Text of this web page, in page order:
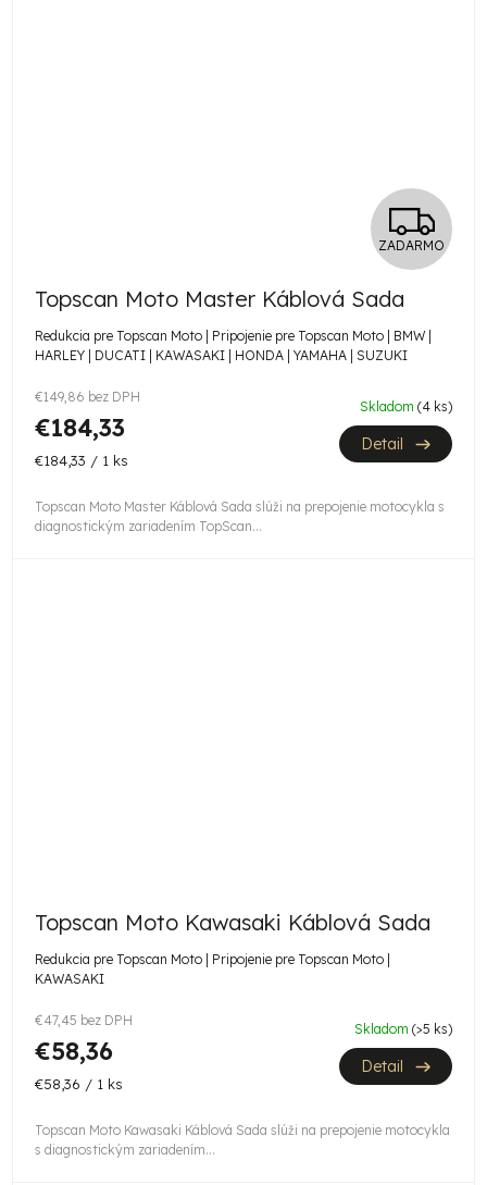
Z
A
R
M
O
ZADARMO
Topscan Moto Master Káblová Sada
Redukcia pre Topscan Moto | Pripojenie pre Topscan Moto | BMW |
HARLEY | DUCATI | KAWASAKI | HONDA | YAMAHA | SUZUKI
€149,86 bez DPH
€184,33
Jednotková
€184,33 / 1 ks
Skladom (4 ks)
Detail
Topscan Moto Master Káblová Sada slúži na prepojenie motocykla s
diagnostickým zariadením TopScan...
Topscan Moto Kawasaki Káblová Sada
Redukcia pre Topscan Moto | Pripojenie pre Topscan Moto |
KAWASAKI
€47,45 bez DPH
€58,36
Jednotková
€58,36 / 1 ks
Skladom (>5 ks)
Detail
Topscan Moto Kawasaki Káblová Sada slúži na prepojenie motocykla
s diagnostickým zariadením...